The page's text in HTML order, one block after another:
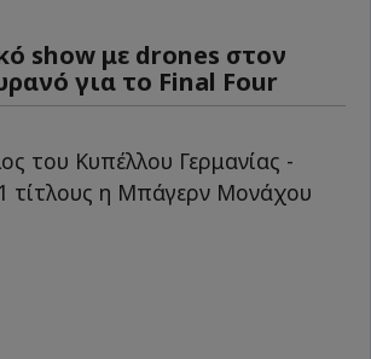
show με drones στον
για το Final Four